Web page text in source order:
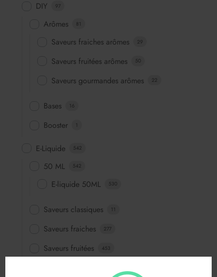
DIY 97
Arômes 81
Saveurs fraiches arômes 29
Saveurs fruitées arômes 50
Saveurs gourmandes arômes 22
Bases 16
Booster 1
E-Liquide 542
50 ML 542
E-liquide 50ML 530
Saveurs classiques 11
Saveurs fraiches 277
Saveurs fruitées 453